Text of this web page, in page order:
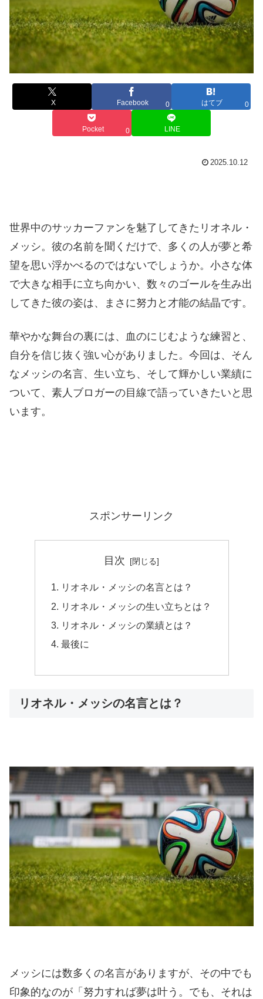
X Facebook 0 はてブ 0
Pocket 0 LINE
2025.10.12
世界中のサッカーファンを魅了してきたリオネル・
メッシ。彼の名前を聞くだけで、多くの人が夢と希
望を思い浮かべるのではないでしょうか。小さな体
で大きな相手に立ち向かい、数々のゴールを生み出
してきた彼の姿は、まさに努力と才能の結晶です。
華やかな舞台の裏には、血のにじむような練習と、
自分を信じ抜く強い心がありました。今回は、そん
なメッシの名言、生い立ち、そして輝かしい業績に
ついて、素人ブロガーの目線で語っていきたいと思
います。
スポンサーリンク
目次
リオネル・メッシの名言とは？
リオネル・メッシの生い立ちとは？
リオネル・メッシの業績とは？
最後に
リオネル・メッシの名言とは？
メッシには数多くの名言がありますが、その中でも
印象的なのが「努力すれば夢は叶う。でも、それは